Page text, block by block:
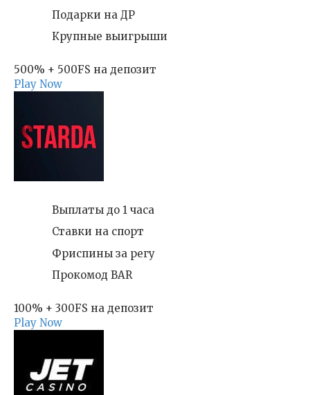
Подарки на ДР
Крупные выигрыши
500% + 500FS на депозит
Play Now
Выплаты до 1 часа
Ставки на спорт
Фриспины за регу
Прокомод BAR
100% + 300FS на депозит
Play Now